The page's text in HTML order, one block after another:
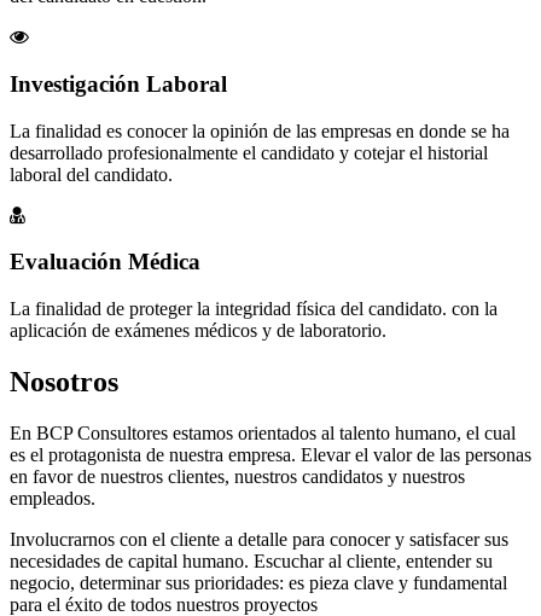
Investigación Laboral
La finalidad es conocer la opinión de las empresas en donde se ha
desarrollado profesionalmente el candidato y cotejar el historial
laboral del candidato.
Evaluación Médica
La finalidad de proteger la integridad física del candidato. con la
aplicación de exámenes médicos y de laboratorio.
Nosotros
En BCP Consultores estamos orientados al talento humano, el cual
es el protagonista de nuestra empresa. Elevar el valor de las personas
en favor de nuestros clientes, nuestros candidatos y nuestros
empleados.
Involucrarnos con el cliente a detalle para conocer y satisfacer sus
necesidades de capital humano. Escuchar al cliente, entender su
negocio, determinar sus prioridades: es pieza clave y fundamental
para el éxito de todos nuestros proyectos